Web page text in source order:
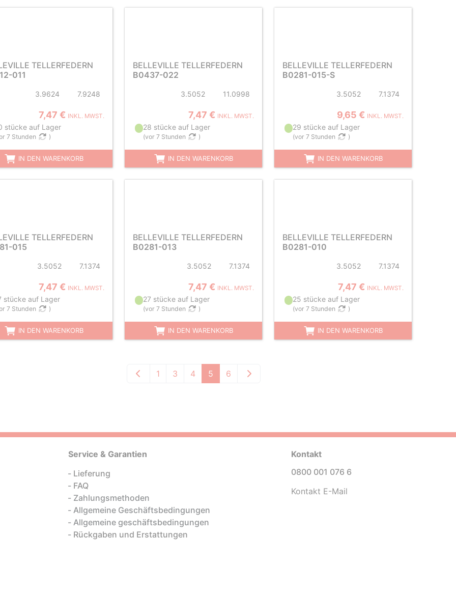
TELLERFEDERN
011
3.9624 7.9248
7,47 € INKL. MWST.
stücke auf Lager
7 Stunden )
IN DEN WARENKORB
BELLEVILLE TELLERFEDERN
B0437-022
3.5052 11.0998
7,47 € INKL. MWST.
28 stücke auf Lager
(vor 7 Stunden )
IN DEN WARENKORB
BELLEVILLE TELLERFEDERN
B0281-015-S
3.5052 7.1374
9,65 € INKL. MWST.
29 stücke auf Lager
(vor 7 Stunden )
IN DEN WARENKORB
TELLERFEDERN
015
3.5052 7.1374
7,47 € INKL. MWST.
stücke auf Lager
7 Stunden )
IN DEN WARENKORB
BELLEVILLE TELLERFEDERN
B0281-013
3.5052 7.1374
7,47 € INKL. MWST.
27 stücke auf Lager
(vor 7 Stunden )
IN DEN WARENKORB
BELLEVILLE TELLERFEDERN
B0281-010
3.5052 7.1374
7,47 € INKL. MWST.
25 stücke auf Lager
(vor 7 Stunden )
IN DEN WARENKORB
1 3 4 5 6
Service & Garantien
Lieferung
FAQ
Zahlungsmethoden
Allgemeine Geschäftsbedingungen
Allgemeine geschäftsbedingungen
Rückgaben und Erstattungen
Kontakt
0800 001 076 6
Kontakt E-Mail